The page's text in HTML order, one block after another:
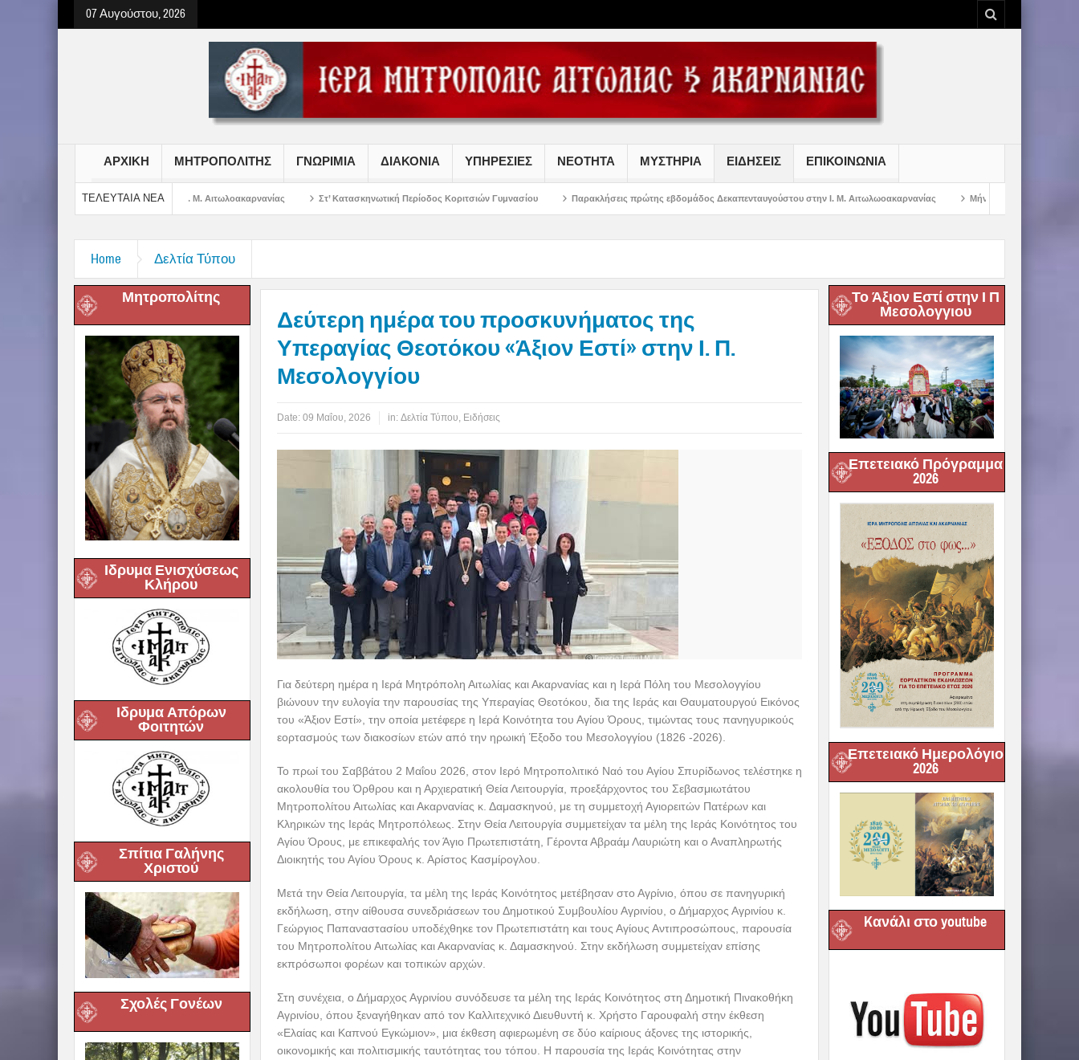
07 Αυγούστου, 2026
ΑΡΧΙΚΗ ΜΗΤΡΟΠΟΛΙΤΗΣ ΓΝΩΡΙΜΙΑ ΔΙΑΚΟΝΙΑ ΥΠΗΡΕΣΙΕΣ ΝΕΟΤΗΤΑ ΜΥΣΤΗΡΙΑ ΕΙΔΗΣΕΙΣ ΕΠΙΚΟΙΝΩΝΙΑ
ΤΕΛΕΥΤΑΙΑ ΝΕΑ
Χριστού στην Ι. Μ. Αιτωλοακαρνανίας Στ’ Κατασκηνωτική Περίοδος Κοριτσιών Γυμνασίου Παρακλήσεις πρώτης εβδομάδος Δεκαπενταυγούστου στην Ι. Μ. Αιτωλωοακαρνανίας Μήνυμα Σεβασμιωτάτου Μητροπολίτου
Home Δελτία Τύπου
Μητροπολίτης
Ιδρυμα Ενισχύσεως
Κλήρου
Ιδρυμα Απόρων
Φοιτητών
Σπίτια Γαλήνης
Χριστού
Σχολές Γονέων
Δεύτερη ημέρα του προσκυνήματος της
Υπεραγίας Θεοτόκου «Άξιον Εστί» στην Ι. Π.
Μεσολογγίου
Date: 09 Μαΐου, 2026 in: Δελτία Τύπου, Ειδήσεις
Για δεύτερη ημέρα η Ιερά Μητρόπολη Αιτωλίας και Ακαρνανίας και η Ιερά Πόλη του Μεσολογγίου
βιώνουν την ευλογία την παρουσίας της Υπεραγίας Θεοτόκου, δια της Ιεράς και Θαυματουργού Εικόνος
του «Άξιον Εστί», την οποία μετέφερε η Ιερά Κοινότητα του Αγίου Όρους, τιμώντας τους πανηγυρικούς
εορτασμούς των διακοσίων ετών από την ηρωική Έξοδο του Μεσολογγίου (1826 -2026).
Το πρωί του Σαββάτου 2 Μαΐου 2026, στον Ιερό Μητροπολιτικό Ναό του Αγίου Σπυρίδωνος τελέστηκε η
ακολουθία του Όρθρου και η Αρχιερατική Θεία Λειτουργία, προεξάρχοντος του Σεβασμιωτάτου
Μητροπολίτου Αιτωλίας και Ακαρνανίας κ. Δαμασκηνού, με τη συμμετοχή Αγιορειτών Πατέρων και
Κληρικών της Ιεράς Μητροπόλεως. Στην Θεία Λειτουργία συμμετείχαν τα μέλη της Ιεράς Κοινότητος του
Αγίου Όρους, με επικεφαλής τον Άγιο Πρωτεπιστάτη, Γέροντα Αβραάμ Λαυριώτη και ο Αναπληρωτής
Διοικητής του Αγίου Όρους κ. Αρίστος Κασμίρογλου.
Μετά την Θεία Λειτουργία, τα μέλη της Ιεράς Κοινότητος μετέβησαν στο Αγρίνιο, όπου σε πανηγυρική
εκδήλωση, στην αίθουσα συνεδριάσεων του Δημοτικού Συμβουλίου Αγρινίου, ο Δήμαρχος Αγρινίου κ.
Γεώργιος Παπαναστασίου υποδέχθηκε τον Πρωτεπιστάτη και τους Αγίους Αντιπροσώπους, παρουσία
του Μητροπολίτου Αιτωλίας και Ακαρνανίας κ. Δαμασκηνού. Στην εκδήλωση συμμετείχαν επίσης
εκπρόσωποι φορέων και τοπικών αρχών.
Στη συνέχεια, ο Δήμαρχος Αγρινίου συνόδευσε τα μέλη της Ιεράς Κοινότητος στη Δημοτική Πινακοθήκη
Αγρινίου, όπου ξεναγήθηκαν από τον Καλλιτεχνικό Διευθυντή κ. Χρήστο Γαρουφαλή στην έκθεση
«Ελαίας και Καπνού Εγκώμιον», μια έκθεση αφιερωμένη σε δύο καίριους άξονες της ιστορικής,
οικονομικής και πολιτισμικής ταυτότητας του τόπου. Η παρουσία της Ιεράς Κοινότητας στην
Το Άξιον Εστί στην Ι Π
Μεσολογγιου
Επετειακό Πρόγραμμα
2026
Επετειακό Ημερολόγιο
2026
Kανάλι στο youtube